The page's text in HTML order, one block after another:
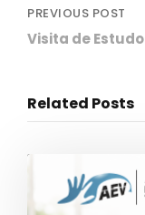
PREVIOUS POST
Visita de
Related Posts